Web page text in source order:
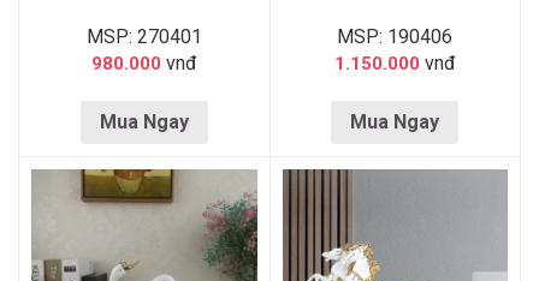
MSP: 270401
980.000 vnđ
Mua Ngay
MSP: 190406
1.150.000 vnđ
Mua Ngay